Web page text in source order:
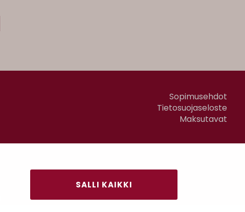
SALLI KAIKKI
Sopimusehdot
Tietosuojaseloste
Maksutavat